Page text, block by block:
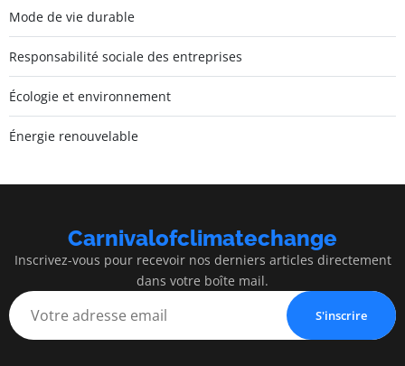
Mode de vie durable
Responsabilité sociale des entreprises
Écologie et environnement
Énergie renouvelable
Carnivalofclimatechange
Inscrivez-vous pour recevoir nos derniers articles directement
dans votre boîte mail.
S'inscrire